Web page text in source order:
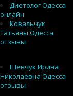
Диетолог Одесса
онлайн
Ковальчук
Татьяны Одесса
отзывы
Шевчук Ирина
Николаевна Одесса
отзывы